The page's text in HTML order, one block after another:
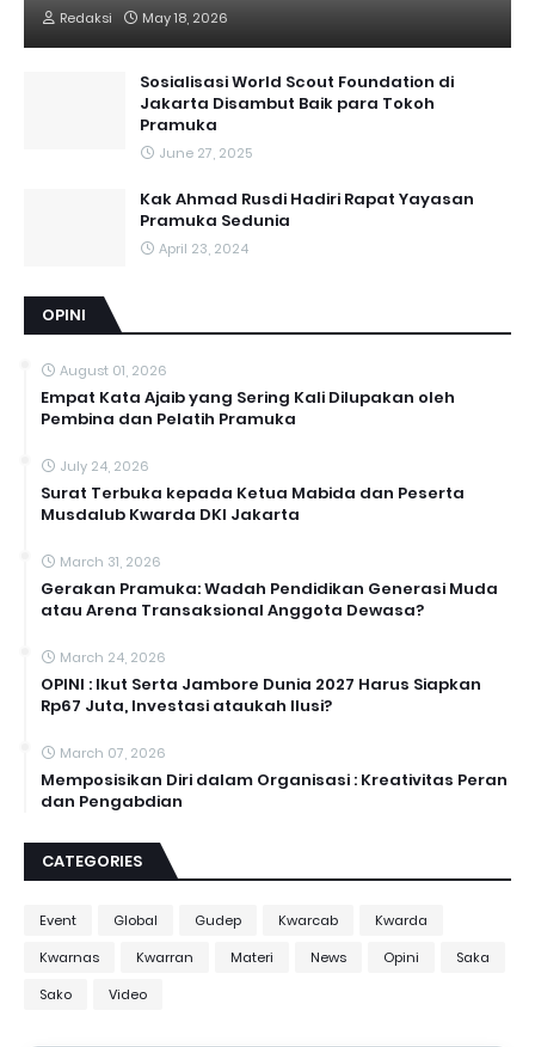
Redaksi May 18, 2026
Sosialisasi World Scout Foundation di
Jakarta Disambut Baik para Tokoh
Pramuka
June 27, 2025
Kak Ahmad Rusdi Hadiri Rapat Yayasan
Pramuka Sedunia
April 23, 2024
OPINI
August 01, 2026
Empat Kata Ajaib yang Sering Kali Dilupakan oleh
Pembina dan Pelatih Pramuka
July 24, 2026
Surat Terbuka kepada Ketua Mabida dan Peserta
Musdalub Kwarda DKI Jakarta
March 31, 2026
Gerakan Pramuka: Wadah Pendidikan Generasi Muda
atau Arena Transaksional Anggota Dewasa?
March 24, 2026
OPINI : Ikut Serta Jambore Dunia 2027 Harus Siapkan
Rp67 Juta, Investasi ataukah Ilusi?
March 07, 2026
Memposisikan Diri dalam Organisasi : Kreativitas Peran
dan Pengabdian
CATEGORIES
Event Global Gudep Kwarcab
Kwarda
Kwarnas
Kwarran Materi News Opini
Saka
Sako
Video